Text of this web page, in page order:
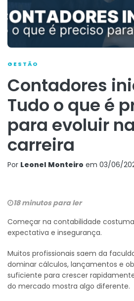
GESTÃO
Contadores
Tudo o que é
para evoluir na
carreira
Por Leonel Monteiro em 03/06/
18 minutos para ler
Começar na contabilidade
expectativa e insegurança.
Muitos profissionais saem da
dominar cálculos, lançamentos e
suficiente para crescer
do mercado mostra algo diferente.